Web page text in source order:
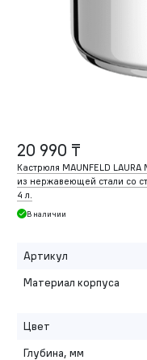
20 990 ₸
Кастрюля MAUNFELD LAURA
из нержавеющей стали со
4 л.
В наличии
Артикул
Материал корпуса
Цвет
Глубина, мм